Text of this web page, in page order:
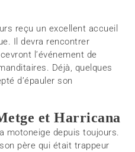
reçu un excellent accueil
Il devra rencontrer
l’événement de
Déjà, quelques
d’épauler son
et Harricana
motoneige depuis toujours.
père qui était trappeur